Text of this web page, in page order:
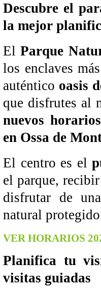
Descubre el
la mejor
ElParque
los enclaves
auténtico oasis
que disfrutes al
nuevos
en Ossa de
El centro es el
el parque,
disfrutar de
natural
VER HORARIOS
Planifica tu
visitas guiadas